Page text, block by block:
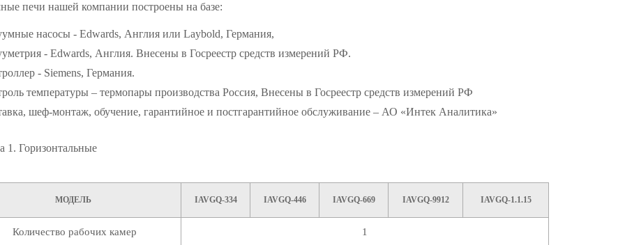
печи нашей компании построены на базе:
насосы - Edwards, Англия или Laybold, Германия,
- Edwards, Англия. Внесены в Госреестр средств измерений РФ.
- Siemens, Германия.
температуры – термопары производства Россия, Внесены в Госреестр средств измерений РФ
шеф-монтаж, обучение, гарантийное и постгарантийное обслуживание – АО «Интек Аналитика»
1. Горизонтальные
МОДЕЛЬ IAVGQ-334 IAVGQ-446 IAVGQ-669 IAVGQ-9912 IAVGQ-1.1.15
Количество рабочих камер 1